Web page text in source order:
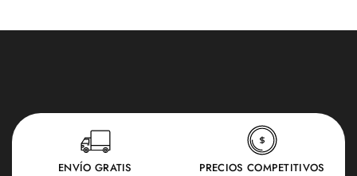
ENVÍO GRATIS PRECIOS COMPETITIVOS